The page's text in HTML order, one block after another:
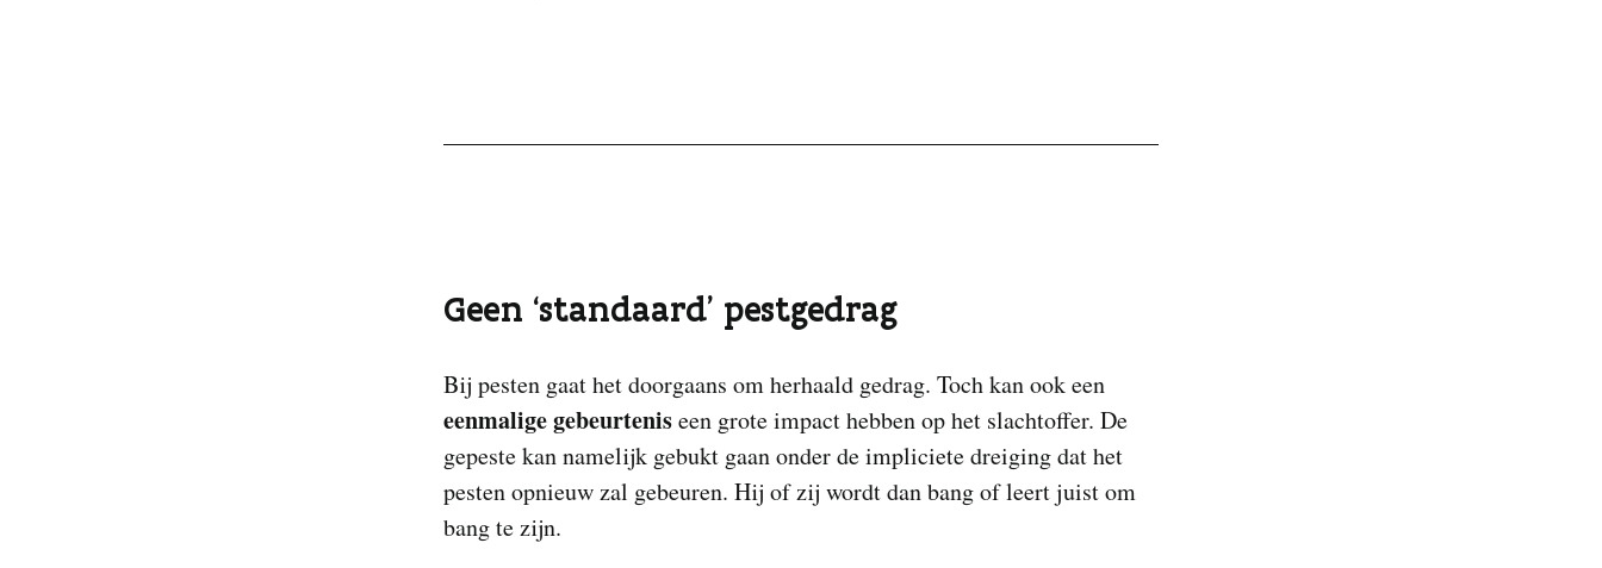
Geen ‘standaard’ pestgedrag
Bij pesten gaat het doorgaans om herhaald gedrag. Toch kan ook een
eenmalige gebeurteniseen grote impact hebben op het slachtoffer. De
gepeste kan namelijk gebukt gaan onder de impliciete dreiging dat het
pesten opnieuw zal gebeuren. Hij of zij wordt dan bang of leert juist om
bang te zijn.